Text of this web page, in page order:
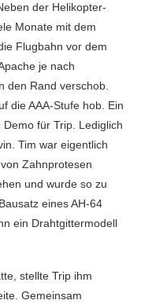
der Helikopter-
Monate mit dem
Flugbahn vor dem
je nach
den Rand verschob.
die AAA-Stufe hob. Ein
für Trip. Lediglich
Tim war eigentlich
Zahnprotesen
und wurde so zu
eines AH-64
ein Drahtgittermodell
stellte Trip ihm
Gemeinsam